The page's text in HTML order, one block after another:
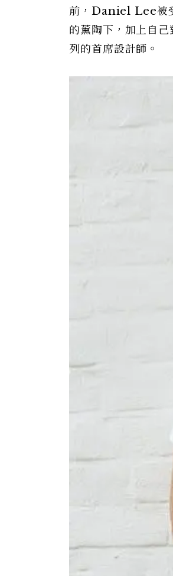
前，Daniel Lee被
的薰陶下，加上自
列的首席設計師。